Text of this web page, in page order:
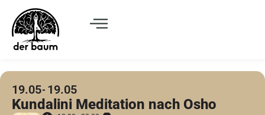
19.05 19.05
Kundalini Meditation nach Osho